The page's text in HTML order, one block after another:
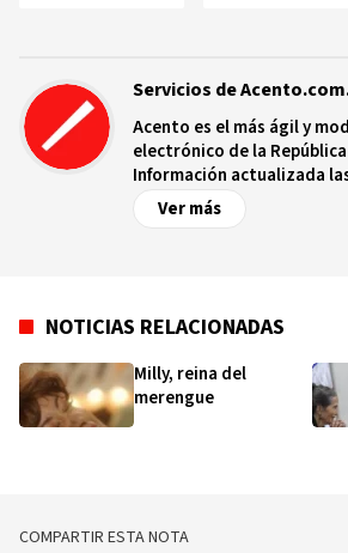
Servicios de
Acento es el más ágil y
electrónico de la
Información actualizada
de las noticias y sucesos
nivel nacional e
Ver más
NOTICIAS RELACIONADAS
Milly, reina del
merengue
COMPARTIR ESTA NOTA